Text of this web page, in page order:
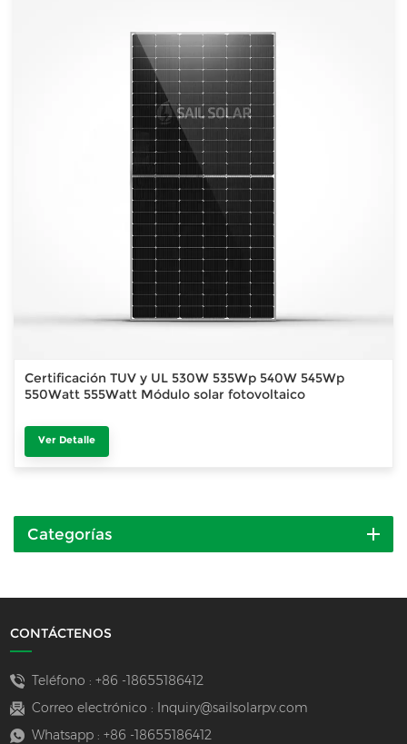
Certificación TUV y UL 530W 535Wp 540W 545Wp
550Watt 555Watt Módulo solar fotovoltaico
Ver Detalle
Categorías
CONTÁCTENOS
Teléfono : +86 -18655186412
Correo electrónico :
Inquiry@sailsolarpv.com
Whatsapp : +86 -18655186412